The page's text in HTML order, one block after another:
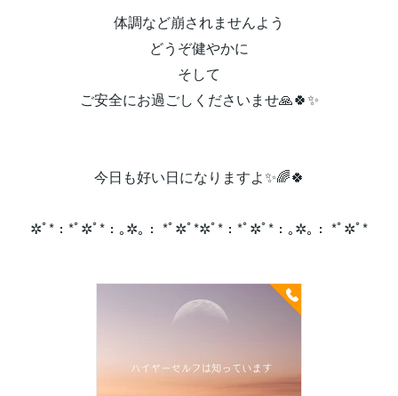
体調など崩されませんよう
どうぞ健やかに
そして
ご安全にお過ごしくださいませ🙏🍀✨
今日も好い日になりますよ✨🌈🍀
✲ﾟ*：*ﾟ✲ﾟ*：｡✲｡： *ﾟ✲ﾟ*✲ﾟ*：*ﾟ✲ﾟ*：｡✲｡： *ﾟ✲ﾟ*